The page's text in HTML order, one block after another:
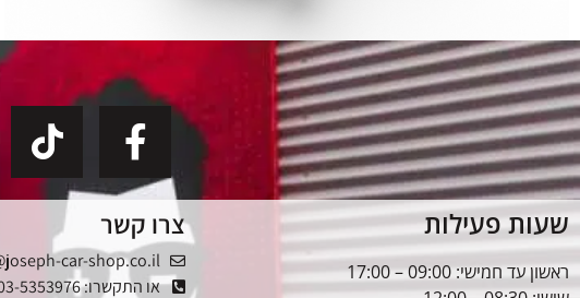
שעות פעילות
ראשון עד חמישי: 09:00 – 17:00
צרו קשר
car-shop.co.il
או התקשרו: 03-5353976